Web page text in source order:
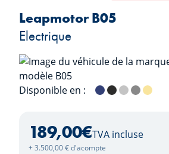
Leapmotor B05
Electrique
Disponible en : Starry Night Blue
Metallic Black
Galaxy Silver
Windy
189,00€TVA incluse
+ 3.500,00 € d'acompte